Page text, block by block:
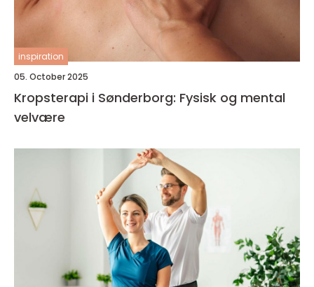
inspiration
05. October 2025
Kropsterapi i Sønderborg: Fysisk og mental
velvære